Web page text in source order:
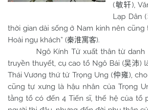
(敏轩),
Lạp Dân (
thời gian dài sống ở Nam kinh nên cũng
Hoài ngụ khách” (秦淮寓客).
Ngô Kính Tử xuất thân từ danh
truyền thuyết, cụ cao tổ Ngô Bái (吴沛)
Thái Vương thứ tử Trọng Ung (仲雍),
cũng tự xưng là hậu nhân của Trọng
tằng tổ có đến 4 Tiến sĩ, thế hệ của tổ